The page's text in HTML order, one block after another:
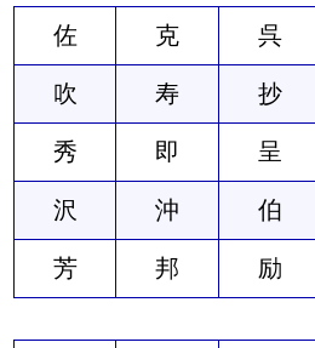
佐 克 呉
吹 寿 抄
秀 即 呈
沢 沖 伯
芳 邦 励